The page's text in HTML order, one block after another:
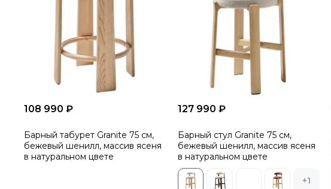
108 990 ₽
Барный табурет Granite 75 см,
бежевый шенилл, массив ясеня
в натуральном цвете
127 990 ₽
Барный стул Granite 75 см,
бежевый шенилл, массив ясеня
в натуральном цвете
+1